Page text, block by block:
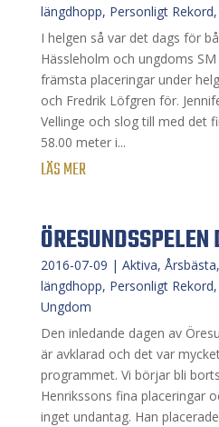
längdhopp, Personligt Rekord,
I helgen så var det dags för
Hässleholm och ungdoms SM
främsta placeringar under
och Fredrik Löfgren för.
Vellinge och slog till med det
58.00 meter i...
LÄS MER
ÖRESUNDSSPELEN
2016-07-09 | Aktiva, Årsbästa,
längdhopp, Personligt Rekord,
Ungdom
Den inledande dagen av
är avklarad och det var
programmet. Vi börjar bli
Henrikssons fina placeringar
inget undantag. Han